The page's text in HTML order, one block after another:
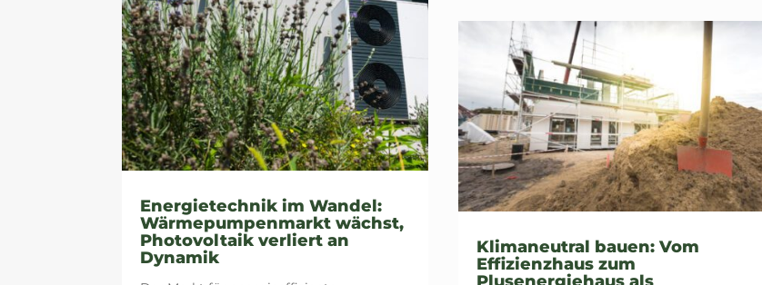
Energietechnik im Wandel:
Wärmepumpenmarkt wächst,
Photovoltaik verliert an
Dynamik
Klimaneutral bauen: Vom
Effizienzhaus zum